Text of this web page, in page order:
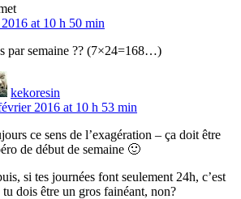
at 10 h 50 min
par semaine ?? (7×24=168…)
kekoresin
2016 at 10 h 53 min
ce sens de l’exagération – ça doit être
de début de semaine 🙂
si tes journées font seulement 24h, c’est
tu dois être un gros fainéant, non?